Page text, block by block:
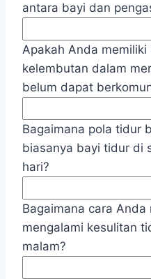
antara bayi dan
Apakah Anda
kelembutan dalam
belum dapat
Bagaimana pola tidur
biasanya bayi tidur di
hari?
Bagaimana cara
mengalami kesulitan
malam?